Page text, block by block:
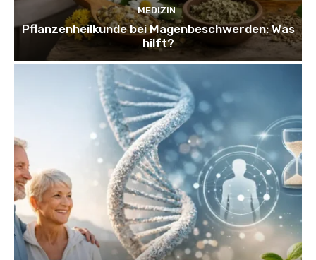
MEDIZIN
Pflanzenheilkunde bei Magenbeschwerden: Was
hilft?